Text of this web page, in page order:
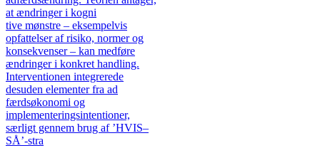
at ændringer i kogni
tive mønstre – eksempelvis
opfattelser af risiko, normer og
konsekvenser – kan medføre
ændringer i konkret handling.
Interventionen integrerede
desuden elementer fra ad
færdsøkonomi og
implementeringsintentioner,
særligt gennem brug af ’HVIS–
SÅ’-stra